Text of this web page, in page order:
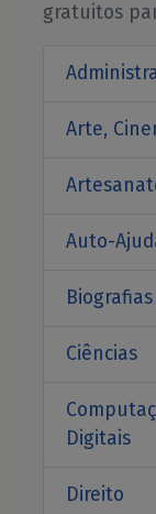
gratuitos
Arte,
Auto-
Ciências
Digitais
Direito